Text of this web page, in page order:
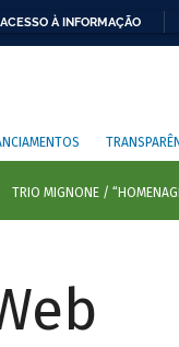
ACESSO À INFORMAÇÃO